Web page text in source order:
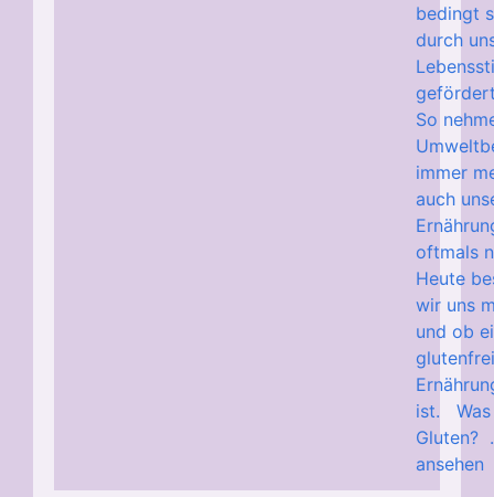
bedingt
durch
So
immer
auch
oftmals
Heute
wir uns
und ob
ist.
Gluten?
ansehen